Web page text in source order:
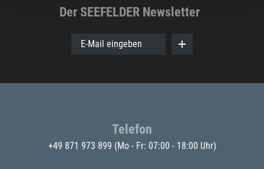
Der SEEFELDER Newsletter
E-Mail eingeben
Telefon
+49 871 973 899 (Mo - Fr: 07:00 - 18:00 Uhr)